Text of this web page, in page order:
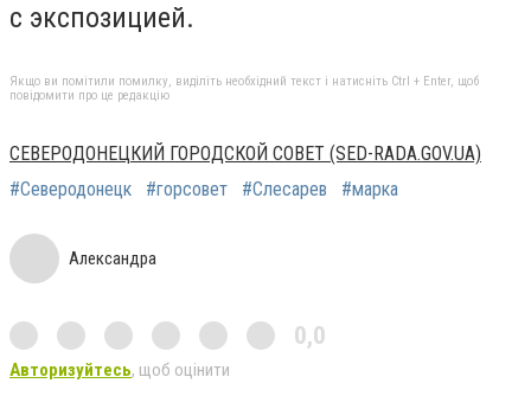
с экспозицией.
Якщо ви помітили помилку, виділіть необхідний текст і натисніть Ctrl + Enter, щоб
повідомити про це редакцію
СЕВЕРОДОНЕЦКИЙ ГОРОДСКОЙ СОВЕТ (SED-RADA.GOV.UA)
#Северодонецк
#горсовет #Слесарев #марка
Александра
0,0
Авторизуйтесь, щоб оцінити